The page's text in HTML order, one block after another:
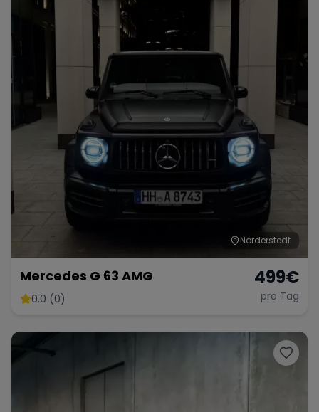
Norderstedt
Mercedes G 63 AMG
0.0 (0)
499€
pro Tag